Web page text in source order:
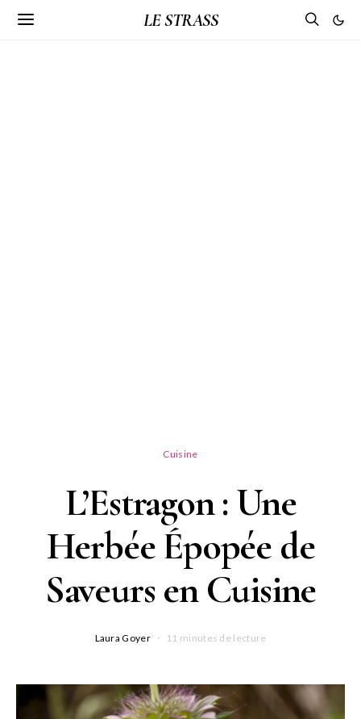
LE STRASS
Cuisine
L’Estragon : Une
Herbée Épopée de
Saveurs en Cuisine
Laura Goyer 11 minutes de lecture